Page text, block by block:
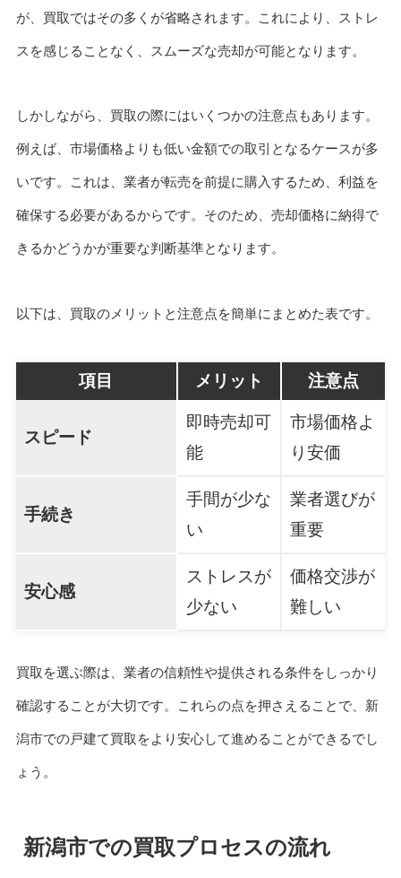
が、買取ではその多くが省略されます。これにより、ストレ
スを感じることなく、スムーズな売却が可能となります。
しかしながら、買取の際にはいくつかの注意点もあります。
例えば、市場価格よりも低い金額での取引となるケースが多
いです。これは、業者が転売を前提に購入するため、利益を
確保する必要があるからです。そのため、売却価格に納得で
きるかどうかが重要な判断基準となります。
以下は、買取のメリットと注意点を簡単にまとめた表です。
項目 メリット 注意点
スピード
即時売却可
能
市場価格よ
り安価
手続き
手間が少な
い
業者選びが
重要
安心感
ストレスが
少ない
価格交渉が
難しい
買取を選ぶ際は、業者の信頼性や提供される条件をしっかり
確認することが大切です。これらの点を押さえることで、新
潟市での戸建て買取をより安心して進めることができるでし
ょう。
新潟市での買取プロセスの流れ